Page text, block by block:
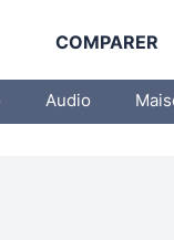
COMPARER
Audio